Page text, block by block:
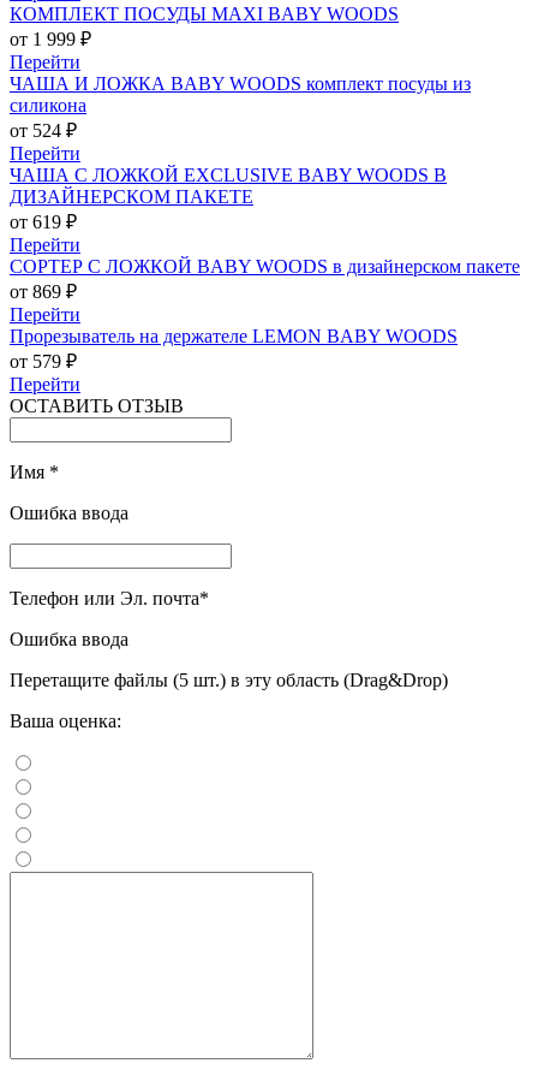
КОМПЛЕКТ ПОСУДЫ MAXI BABY WOODS
от 1 999 ₽
Перейти
ЧАША И ЛОЖКА BABY WOODS комплект посуды из
силикона
от 524 ₽
Перейти
ЧАША С ЛОЖКОЙ EXCLUSIVE BABY WOODS В
ДИЗАЙНЕРСКОМ ПАКЕТЕ
от 619 ₽
Перейти
СОРТЕР С ЛОЖКОЙ BABY WOODS в дизайнерском пакете
от 869 ₽
Перейти
Прорезыватель на держателе LEMON BABY WOODS
от 579 ₽
Перейти
ОСТАВИТЬ ОТЗЫВ
Имя *
Ошибка ввода
Телефон или Эл. почта*
Ошибка ввода
Перетащите файлы (5 шт.) в эту область (Drag&Drop)
Ваша оценка: